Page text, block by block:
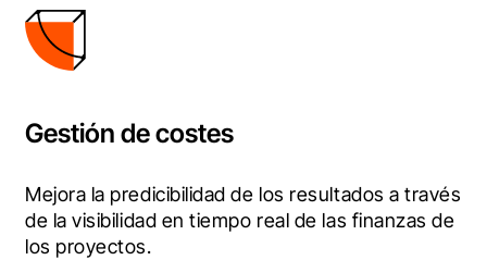
Gestión de costes
Mejora la predicibilidad de los resultados a través
de la visibilidad en tiempo real de las finanzas de
los proyectos.